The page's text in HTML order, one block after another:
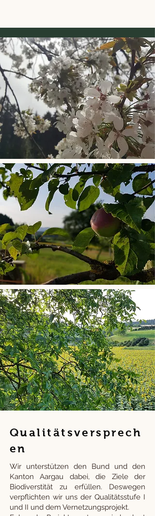
Qualitätsversprech
en
Wir unterstützen den Bund und den
Kanton Aargau dabei, die Ziele der
Biodiverstität zu erfüllen. Deswegen
verpflichten wir uns der Qualitätsstufe I
und II und dem Vernetzungsprojekt.